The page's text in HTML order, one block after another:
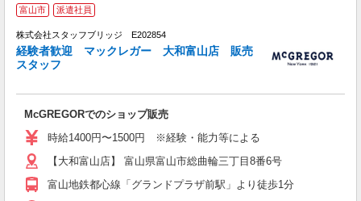
富山市 派遣社員
株式会社スタッフブリッジ E202854
経験者歓迎 マックレガー 大和富山店 販売
スタッフ
McGREGORでのショップ販売
時給1400円〜1500円 ※経験・能力等による
【大和富山店】 富山県富山市総曲輪三丁目8番6号
富山地鉄都心線「グランドプラザ前駅」より徒歩1分